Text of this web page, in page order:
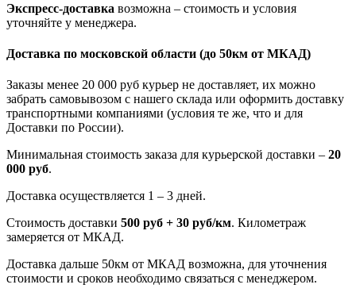
Экспресс-доставка возможна – стоимость и условия
уточняйте у менеджера.
Доставка по московской области (до 50км от МКАД)
Заказы менее 20 000 руб курьер не доставляет, их можно
забрать самовывозом с нашего склада или оформить доставку
транспортными компаниями (условия те же, что и для
Доставки по России).
Минимальная стоимость заказа для курьерской доставки – 20
000 руб.
Доставка осуществляется 1 – 3 дней.
Стоимость доставки 500 руб + 30 руб/км. Километраж
замеряется от МКАД.
Доставка дальше 50км от МКАД возможна, для уточнения
стоимости и сроков необходимо связаться с менеджером.